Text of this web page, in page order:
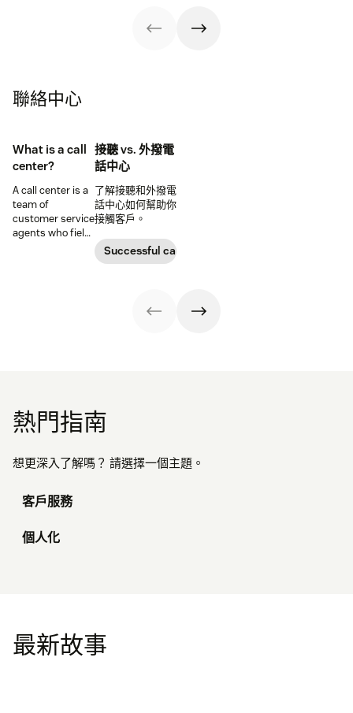
聯絡中心
What is a call
center?
A call center is a
team of
customer service
agents who field
接聽 vs. 外撥電
話中心
了解接聽和外撥電
話中心如何幫助你
接觸客戶。
Successful call center
熱門指南
想更深入了解嗎？ 請選擇一個主題。
客戶服務
個人化
最新故事